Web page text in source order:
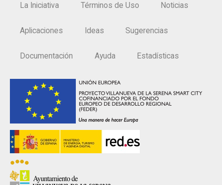
La Iniciativa Términos de Uso Noticias
Aplicaciones Ideas Sugerencias
Documentación Ayuda Estadísticas